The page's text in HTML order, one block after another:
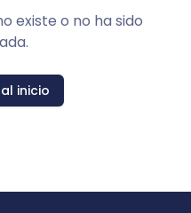
existe o no ha sido
inicio